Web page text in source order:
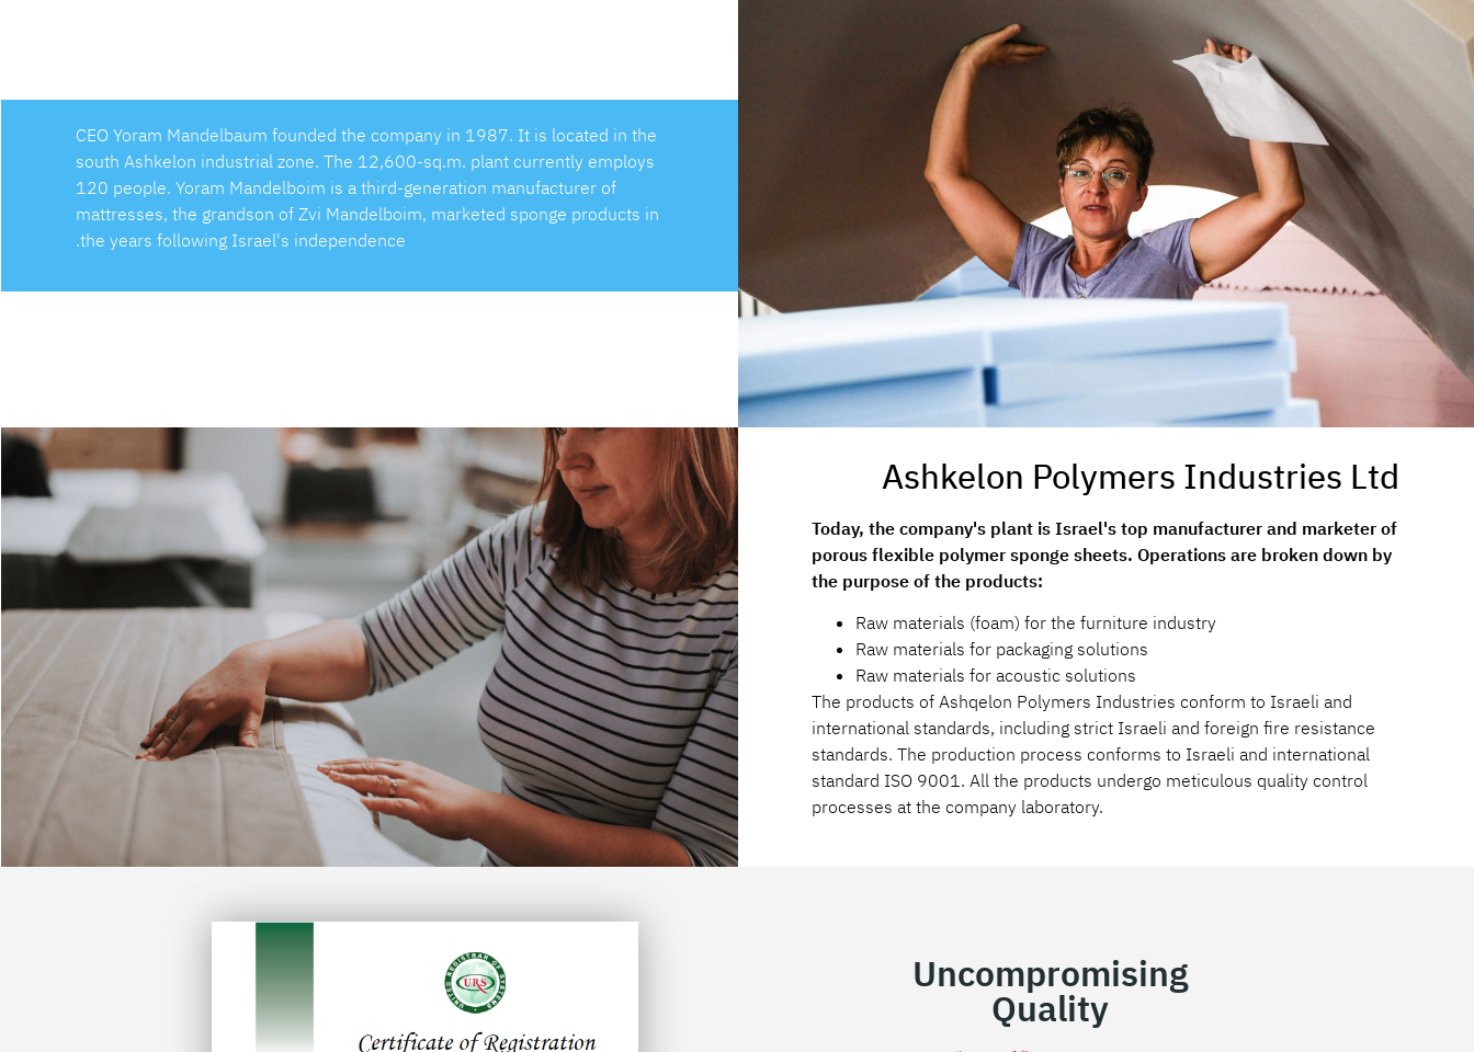
CEO Yoram Mandelbaum founded the company in 1987. It is located in the
south Ashkelon industrial zone. The 12,600-sq.m. plant currently employs
120 people. Yoram Mandelboim is a third-generation manufacturer of
mattresses, the grandson of Zvi Mandelboim, marketed sponge products in
the years following Israel's independence.
Ashkelon Polymers Industries Ltd​
Today, the company's plant is Israel's top manufacturer and marketer of
porous flexible polymer sponge sheets. Operations are broken down by
the purpose of the products:
Raw materials (foam) for the furniture industry
Raw materials for packaging solutions
Raw materials for acoustic solutions
The products of Ashqelon Polymers Industries conform to Israeli and
international standards, including strict Israeli and foreign fire resistance
standards. The production process conforms to Israeli and international
standard ISO 9001. All the products undergo meticulous quality control
processes at the company laboratory.
Uncompromising
Quality